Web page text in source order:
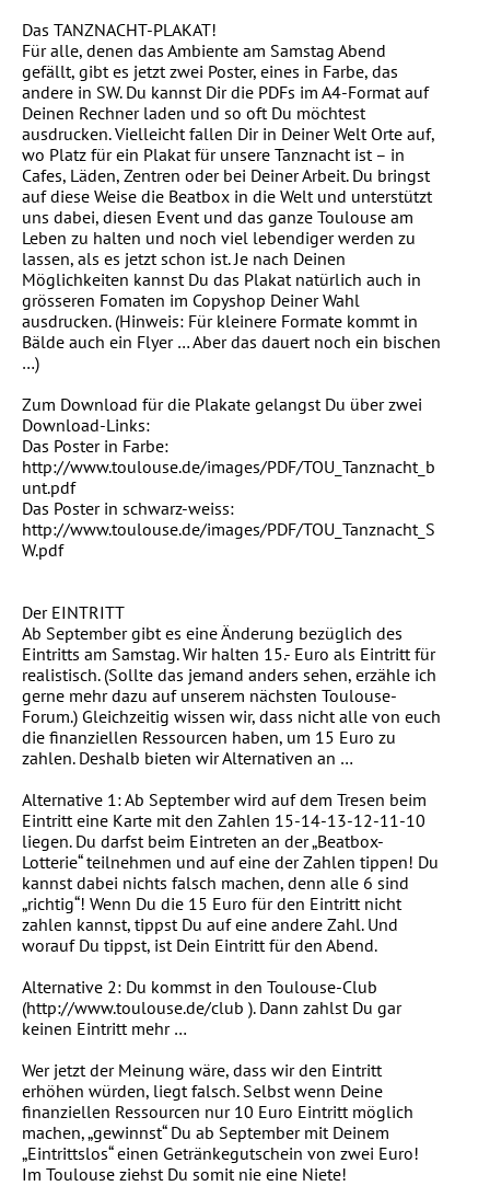
Das TANZNACHT-PLAKAT!
Für alle, denen das Ambiente am Samstag Abend
gefällt, gibt es jetzt zwei Poster, eines in Farbe, das
andere in SW. Du kannst Dir die PDFs im A4-Format auf
Deinen Rechner laden und so oft Du möchtest
ausdrucken. Vielleicht fallen Dir in Deiner Welt Orte auf,
wo Platz für ein Plakat für unsere Tanznacht ist – in
Cafes, Läden, Zentren oder bei Deiner Arbeit. Du bringst
auf diese Weise die Beatbox in die Welt und unterstützt
uns dabei, diesen Event und das ganze Toulouse am
Leben zu halten und noch viel lebendiger werden zu
lassen, als es jetzt schon ist. Je nach Deinen
Möglichkeiten kannst Du das Plakat natürlich auch in
grösseren Fomaten im Copyshop Deiner Wahl
ausdrucken. (Hinweis: Für kleinere Formate kommt in
Bälde auch ein Flyer … Aber das dauert noch ein bischen
…)
Zum Download für die Plakate gelangst Du über zwei
Download-Links:
Das Poster in Farbe:
http://www.toulouse.de/images/PDF/TOU_Tanznacht_b
unt.pdf
Das Poster in schwarz-weiss:
http://www.toulouse.de/images/PDF/TOU_Tanznacht_S
W.pdf
Der EINTRITT
Ab September gibt es eine Änderung bezüglich des
Eintritts am Samstag. Wir halten 15.- Euro als Eintritt für
realistisch. (Sollte das jemand anders sehen, erzähle ich
gerne mehr dazu auf unserem nächsten Toulouse-
Forum.) Gleichzeitig wissen wir, dass nicht alle von euch
die finanziellen Ressourcen haben, um 15 Euro zu
zahlen. Deshalb bieten wir Alternativen an …
Alternative 1: Ab September wird auf dem Tresen beim
Eintritt eine Karte mit den Zahlen 15-14-13-12-11-10
liegen. Du darfst beim Eintreten an der „Beatbox-
Lotterie“ teilnehmen und auf eine der Zahlen tippen! Du
kannst dabei nichts falsch machen, denn alle 6 sind
„richtig“! Wenn Du die 15 Euro für den Eintritt nicht
zahlen kannst, tippst Du auf eine andere Zahl. Und
worauf Du tippst, ist Dein Eintritt für den Abend.
Alternative 2: Du kommst in den Toulouse-Club
(http://www.toulouse.de/club ). Dann zahlst Du gar
keinen Eintritt mehr …
Wer jetzt der Meinung wäre, dass wir den Eintritt
erhöhen würden, liegt falsch. Selbst wenn Deine
finanziellen Ressourcen nur 10 Euro Eintritt möglich
machen, „gewinnst“ Du ab September mit Deinem
„Eintrittslos“ einen Getränkegutschein von zwei Euro!
Im Toulouse ziehst Du somit nie eine Niete!